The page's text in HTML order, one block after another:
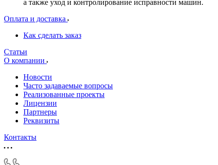
а также уход и контролирование исправности машин.
Оплата и доставка
Как сделать заказ
Статьи
О компании
Новости
Часто задаваемые вопросы
Реализованные проекты
Лицензии
Партнеры
Реквизиты
Контакты